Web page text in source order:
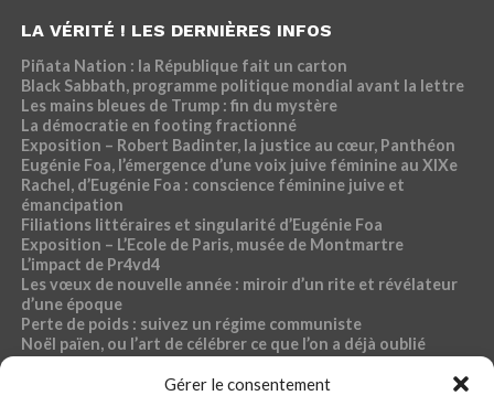
Gérer le consentement
LA VÉRITÉ ! LES DERNIÈRES INFOS
Piñata Nation : la République fait un carton
Black Sabbath, programme politique mondial avant la lettre
Les mains bleues de Trump : fin du mystère
La démocratie en footing fractionné
Exposition – Robert Badinter, la justice au cœur, Panthéon
Eugénie Foa, l’émergence d’une voix juive féminine au XIXe
Rachel, d’Eugénie Foa : conscience féminine juive et
émancipation
Filiations littéraires et singularité d’Eugénie Foa
Exposition – L’Ecole de Paris, musée de Montmartre
L’impact de Pr4vd4
Les vœux de nouvelle année : miroir d’un rite et révélateur
d’une époque
Perte de poids : suivez un régime communiste
Noël païen, ou l’art de célébrer ce que l’on a déjà oublié
Dossier « Café du commerce »